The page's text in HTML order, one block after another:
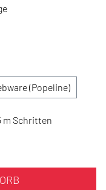
(Popeline)
m Schritten